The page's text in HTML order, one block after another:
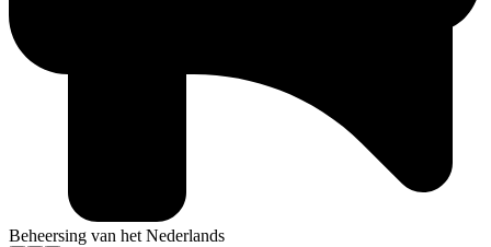
Beheersing van het Nederlands